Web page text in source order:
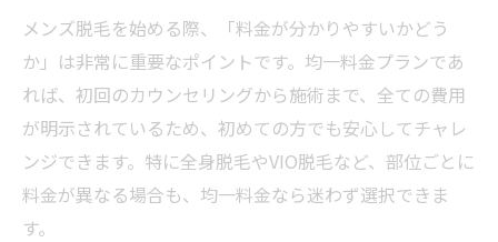
メンズ脱毛を始める際、「料金が分かりやすいかどう
か」は非常に重要なポイントです。均一料金プランであ
れば、初回のカウンセリングから施術まで、全ての費用
が明示されているため、初めての方でも安心してチャレ
ンジできます。特に全身脱毛やVIO脱毛など、部位ごとに
料金が異なる場合も、均一料金なら迷わず選択できま
す。